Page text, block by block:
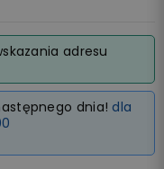
adresu
dnia! dla